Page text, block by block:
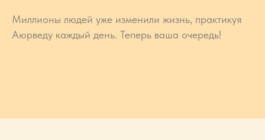
Миллионы людей уже изменили жизнь, практикуя
Аюрведу каждый день. Теперь ваша очередь!